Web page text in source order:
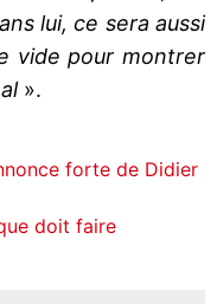
lui, ce sera aussi
vide pour montrer
».
forte de Didier
doit faire